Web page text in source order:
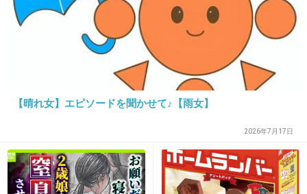
地元一緒だったけど、バカな高校通ってたから
ね
バカなんだから自分でもそれを認めてもっとス
トレートな表現すればいいのにね(´・ω・`)
+102 -2
【晴れ女】エピソードを聞かせて♪【雨女】
2026年7月17日